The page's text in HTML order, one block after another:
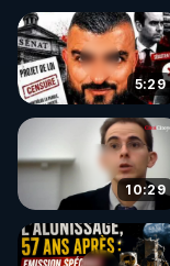
5:29
10:29